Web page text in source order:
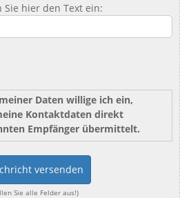
Sie hier den Text ein:
Daten willige ich ein,
Kontaktdaten direkt
Empfänger übermittelt.
versenden
Sie alle Felder aus!)